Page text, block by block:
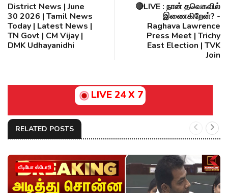
District News | June
30 2026 | Tamil News
Today | Latest News |
TN Govt | CM Vijay |
DMK Udhayanidhi
🔴LIVE : நான் தவெகவில்
இணைகிறேன்? -
Raghava Lawrence
Press Meet | Trichy
East Election | TVK
Join
LIVE 24 X 7
RELATED POSTS
வீடியோ ஸ்டோரி